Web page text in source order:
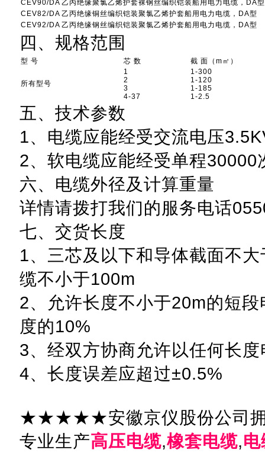
CEV90/DA 乙丙绝缘聚氯乙烯护套裸钢丝编织铠装船用电力电缆，DA型
CEV82/DA 乙丙绝缘铜丝编织铠装聚氯乙烯护套船用电力电缆，DA型
CEV92/DA 乙丙绝缘钢丝编织铠装聚氯乙烯护套船用电力电缆，DA型
四、规格范围
型 号 芯 数 截 面（m㎡）
所有型号
1
2
3
4-37
1-300
1-120
1-185
1-2.5
五、技术参数
1、电缆应能经受交流电压
2、软电缆应能经受单程30000
六、电缆外径及计算重量
详情请拨打我们的服务电话
七、交货长度
1、三芯及以下和导体截面不
缆不小于100m
2、允许长度不小于20m的短
度的10%
3、经双方协商允许以任何长
4、长度误差应超过±0.5%
★★★★★安徽京仪股份公司拥
专业生产高压电缆,橡套电缆,